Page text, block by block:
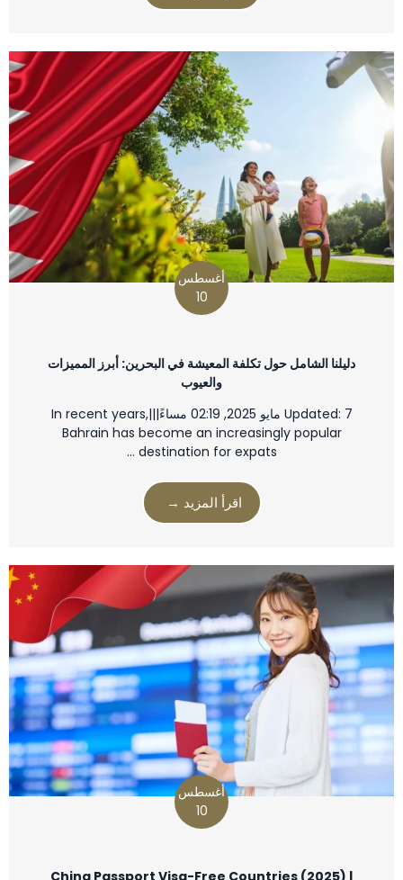
أغسطس
10
دليلنا الشامل حول تكلفة المعيشة في البحرين: أبرز المميزات
والعيوب
Updated: 7 مايو 2025, 02:19 مساءً|||In recent years,
Bahrain has become an increasingly popular
destination for expats …
اقرأ المزيد →
أغسطس
10